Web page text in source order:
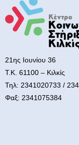
21ης Ιουνίου 36
Τ.Κ. 61100 – Κιλκίς
Τηλ: 2341020733 /
Φαξ: 2341075384